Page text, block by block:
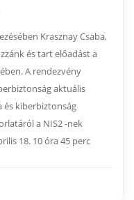
Krasznay Csaba,
és tart előadást a
A rendezvény
aktuális
és kiberbiztonság
a NIS2 -nek
18. 10 óra 45 perc